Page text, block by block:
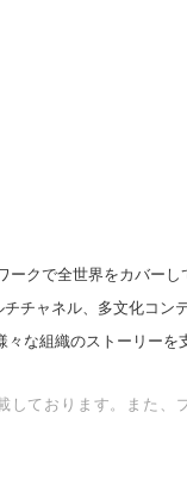
クで全世界をカバーし
チャネル、多文化コン
な組織のストーリーを
ております。また、